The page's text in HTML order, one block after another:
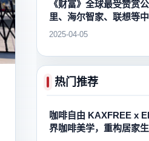
《财富》全球最受赞赏
里、海尔智家、联想等
2025-04-05
热门推荐
咖啡自由 KAXFREE x
界咖啡美学，重构居家